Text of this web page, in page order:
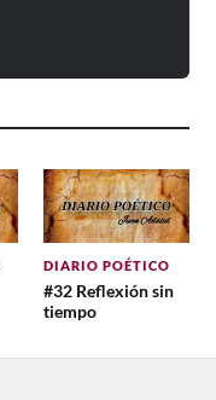
DIARIO POÉTICO
#32 Reflexión sin
tiempo